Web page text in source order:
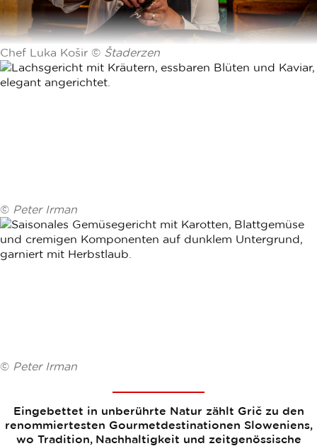
Chef Luka Košir © Štaderzen
© Peter Irman
© Peter Irman
Eingebettet in unberührte Natur zählt Grič zu den
renommiertesten Gourmetdestinationen Sloweniens,
wo Tradition, Nachhaltigkeit und zeitgenössische